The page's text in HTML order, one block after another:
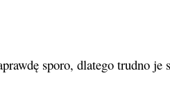
sporo, dlatego trudno je